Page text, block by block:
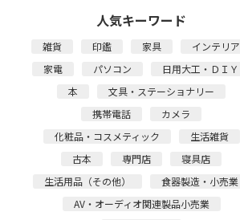
人気キーワード
雑貨 印鑑 家具
インテリア
家電
パソコン
日用大工・ＤＩＹ
本
文具・ステーショナリー
携帯電話
カメラ
化粧品・コスメティック
生活雑貨
古本
専門店
寝具店
生活用品（その他）
食器製造・小売業
AV・オーディオ関連製品小売業